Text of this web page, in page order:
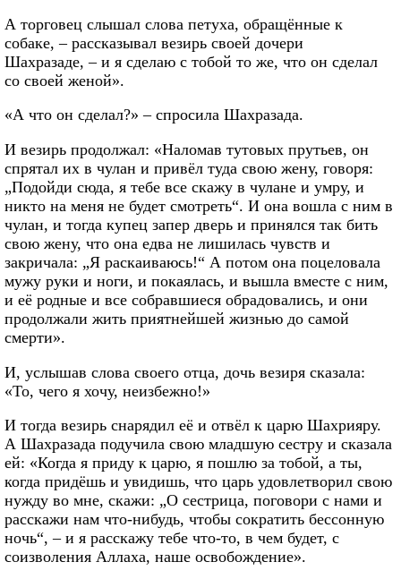
А торговец слышал слова петуха, обращённые к
собаке, – рассказывал везирь своей дочери
Шахразаде, – и я сделаю с тобой то же, что он сделал
со своей женой».
«А что он сделал?» – спросила Шахразада.
И везирь продолжал: «Наломав тутовых прутьев, он
спрятал их в чулан и привёл туда свою жену, говоря:
„Подойди сюда, я тебе все скажу в чулане и умру, и
никто на меня не будет смотреть“. И она вошла с ним в
чулан, и тогда купец запер дверь и принялся так бить
свою жену, что она едва не лишилась чувств и
закричала: „Я раскаиваюсь!“ А потом она поцеловала
мужу руки и ноги, и покаялась, и вышла вместе с ним,
и её родные и все собравшиеся обрадовались, и они
продолжали жить приятнейшей жизнью до самой
смерти».
И, услышав слова своего отца, дочь везиря сказала:
«То, чего я хочу, неизбежно!»
И тогда везирь снарядил её и отвёл к царю Шахрияру.
А Шахразада подучила свою младшую сестру и сказала
ей: «Когда я приду к царю, я пошлю за тобой, а ты,
когда придёшь и увидишь, что царь удовлетворил свою
нужду во мне, скажи: „О сестрица, поговори с нами и
расскажи нам что-нибудь, чтобы сократить бессонную
ночь“, – и я расскажу тебе что-то, в чем будет, с
соизволения Аллаха, наше освобождение».